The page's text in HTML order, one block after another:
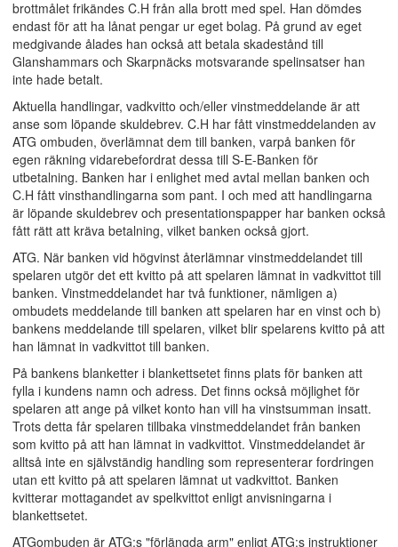
brottmålet frikändes C.H från alla brott med spel. Han dömdes
endast för att ha lånat pengar ur eget bolag. På grund av eget
medgivande ålades han också att betala skadestånd till
Glanshammars och Skarpnäcks motsvarande spelinsatser han
inte hade betalt.
Aktuella handlingar, vadkvitto och/eller vinstmeddelande är att
anse som löpande skuldebrev. C.H har fått vinstmeddelanden av
ATG ombuden, överlämnat dem till banken, varpå banken för
egen räkning vidarebefordrat dessa till S-E-Banken för
utbetalning. Banken har i enlighet med avtal mellan banken och
C.H fått vinsthandlingarna som pant. I och med att handlingarna
är löpande skuldebrev och presentationspapper har banken också
fått rätt att kräva betalning, vilket banken också gjort.
ATG. När banken vid högvinst återlämnar vinstmeddelandet till
spelaren utgör det ett kvitto på att spelaren lämnat in vadkvittot till
banken. Vinstmeddelandet har två funktioner, nämligen a)
ombudets meddelande till banken att spelaren har en vinst och b)
bankens meddelande till spelaren, vilket blir spelarens kvitto på att
han lämnat in vadkvittot till banken.
På bankens blanketter i blankettsetet finns plats för banken att
fylla i kundens namn och adress. Det finns också möjlighet för
spelaren att ange på vilket konto han vill ha vinstsumman insatt.
Trots detta får spelaren tillbaka vinstmeddelandet från banken
som kvitto på att han lämnat in vadkvittot. Vinstmeddelandet är
alltså inte en självständig handling som representerar fordringen
utan ett kvitto på att spelaren lämnat ut vadkvittot. Banken
kvitterar mottagandet av spelkvittot enligt anvisningarna i
blankettsetet.
ATGombuden är ATG:s "förlängda arm" enligt ATG:s instruktioner